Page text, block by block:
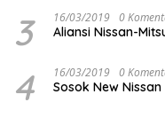
3 16/03/2019 0
Aliansi Nissan-
4 16/03/2019 0
Sosok New